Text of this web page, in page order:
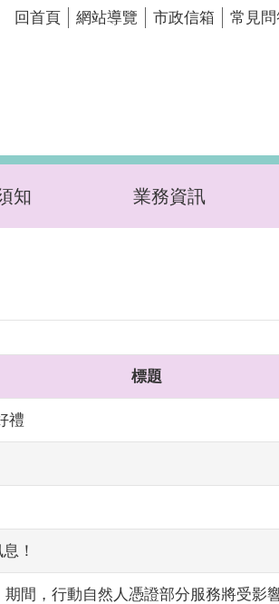
回首頁 網站導覽 市政信箱 常見
知 業務資訊
標題
禮
！
期間，行動自然人憑證部分服務將受影